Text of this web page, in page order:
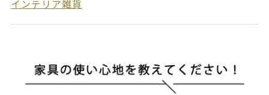
インテリア雑貨